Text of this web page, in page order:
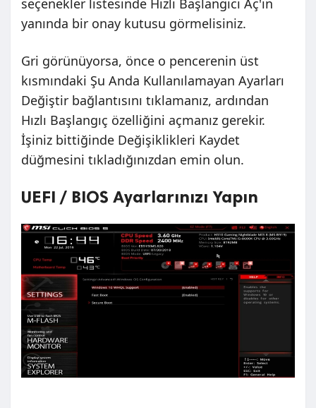
seçenekler listesinde Hızlı Başlangıcı Aç'ın
yanında bir onay kutusu görmelisiniz.
Gri görünüyorsa, önce o pencerenin üst
kısmındaki Şu Anda Kullanılamayan Ayarları
Değiştir bağlantısını tıklamanız, ardından
Hızlı Başlangıç ​​özelliğini açmanız gerekir.
İşiniz bittiğinde Değişiklikleri Kaydet
düğmesini tıkladığınızdan emin olun.
UEFI / BIOS Ayarlarınızı Yapın